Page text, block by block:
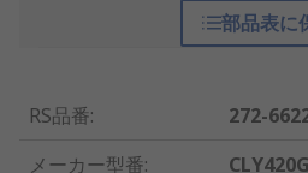
部品表に
RS品番:
272-
メーカー型番: